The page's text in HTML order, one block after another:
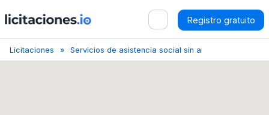
Registro gratuito
Licitaciones Servicios de asistencia social sin alojamiento